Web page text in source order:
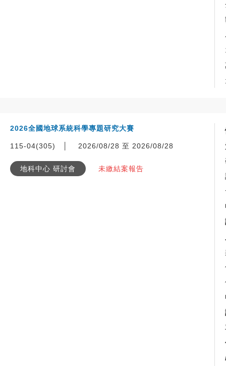
2026全國地球系統科學專題研究大賽
115-04(305) 2026/08/28 至 2026/08/28
地科中心 研討會 未繳結案報告